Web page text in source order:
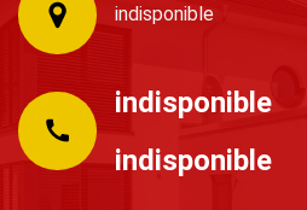
indisponible
indisponible
indisponible